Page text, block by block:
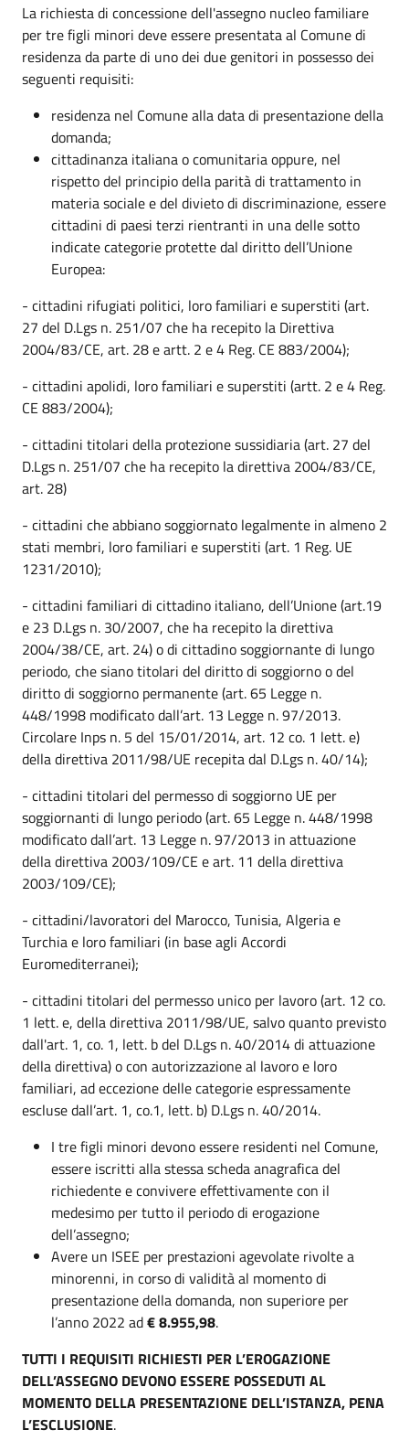
La richiesta di concessione dell'assegno nucleo familiare
per tre figli minori deve essere presentata al Comune di
residenza da parte di uno dei due genitori in possesso dei
seguenti requisiti:
residenza nel Comune alla data di presentazione della
domanda;
cittadinanza italiana o comunitaria oppure, nel
rispetto del principio della parità di trattamento in
materia sociale e del divieto di discriminazione, essere
cittadini di paesi terzi rientranti in una delle sotto
indicate categorie protette dal diritto dell’Unione
Europea:
- cittadini rifugiati politici, loro familiari e superstiti (art.
27 del D.Lgs n. 251/07 che ha recepito la Direttiva
2004/83/CE, art. 28 e artt. 2 e 4 Reg. CE 883/2004);
- cittadini apolidi, loro familiari e superstiti (artt. 2 e 4 Reg.
CE 883/2004);
- cittadini titolari della protezione sussidiaria (art. 27 del
D.Lgs n. 251/07 che ha recepito la direttiva 2004/83/CE,
art. 28)
- cittadini che abbiano soggiornato legalmente in almeno 2
stati membri, loro familiari e superstiti (art. 1 Reg. UE
1231/2010);
- cittadini familiari di cittadino italiano, dell’Unione (art.19
e 23 D.Lgs n. 30/2007, che ha recepito la direttiva
2004/38/CE, art. 24) o di cittadino soggiornante di lungo
periodo, che siano titolari del diritto di soggiorno o del
diritto di soggiorno permanente (art. 65 Legge n.
448/1998 modificato dall’art. 13 Legge n. 97/2013.
Circolare Inps n. 5 del 15/01/2014, art. 12 co. 1 lett. e)
della direttiva 2011/98/UE recepita dal D.Lgs n. 40/14);
- cittadini titolari del permesso di soggiorno UE per
soggiornanti di lungo periodo (art. 65 Legge n. 448/1998
modificato dall’art. 13 Legge n. 97/2013 in attuazione
della direttiva 2003/109/CE e art. 11 della direttiva
2003/109/CE);
- cittadini/lavoratori del Marocco, Tunisia, Algeria e
Turchia e loro familiari (in base agli Accordi
Euromediterranei);
- cittadini titolari del permesso unico per lavoro (art. 12 co.
1 lett. e, della direttiva 2011/98/UE, salvo quanto previsto
dall'art. 1, co. 1, lett. b del D.Lgs n. 40/2014 di attuazione
della direttiva) o con autorizzazione al lavoro e loro
familiari, ad eccezione delle categorie espressamente
escluse dall’art. 1, co.1, lett. b) D.Lgs n. 40/2014.
I tre figli minori devono essere residenti nel Comune,
essere iscritti alla stessa scheda anagrafica del
richiedente e convivere effettivamente con il
medesimo per tutto il periodo di erogazione
dell’assegno;
Avere un ISEE per prestazioni agevolate rivolte a
minorenni, in corso di validità al momento di
presentazione della domanda, non superiore per
l’anno 2022 ad€ 8.955,98.
TUTTI I REQUISITI RICHIESTI PER L’EROGAZIONE
DELL’ASSEGNO DEVONO ESSERE POSSEDUTI AL
MOMENTO DELLA PRESENTAZIONE DELL’ISTANZA, PENA
L’ESCLUSIONE.